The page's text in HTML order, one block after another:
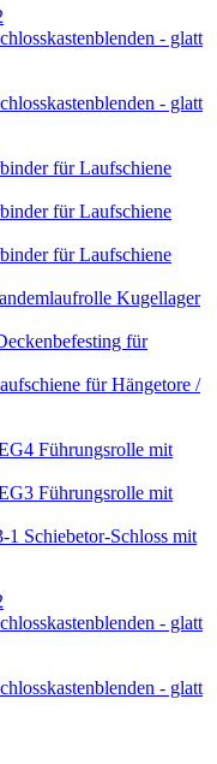
- glatt
- glatt
für Laufschiene
für Laufschiene
für Laufschiene
Kugellager
für
für Hängetore /
Führungsrolle mit
Führungsrolle mit
Schiebetor-Schloss mit
- glatt
- glatt